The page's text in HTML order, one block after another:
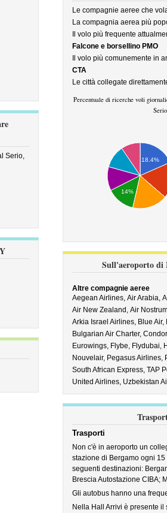
Serio,
Le compagnie aeree che
La compagnia aerea più
Il volo più frequente
Falcone e borsellino PMO
Il volo più comunemente in
CTA
Le città collegate
Percentuale di ricerche voli
Serio
18.4%
14%
Sull'aeroporto di
Altre compagnie aeree
Aegean Airlines, Air Arabia,
Air New Zealand, Air
Arkia Israel Airlines, Blue Air,
Bulgarian Air Charter,
Eurowings, Flybe, Flydubai,
Nouvelair, Pegasus Airlines,
South African Express, TAP
United Airlines, Uzbekistan
Trasporti
Non c'è in aeroporto un
stazione di Bergamo ogni
seguenti destinazioni:
Brescia Autostazione CIBA;
Gli autobus hanno una
Nella Hall Arrivi è presente